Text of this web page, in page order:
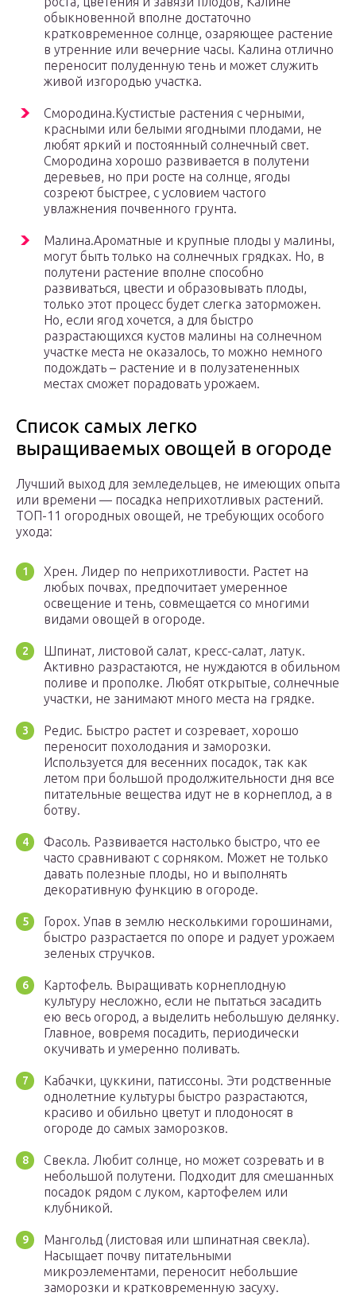
обыкновенной вполне достаточно
кратковременное солнце, озаряющее растение
в утренние или вечерние часы. Калина отлично
переносит полуденную тень и может служить
живой изгородью участка.
Смородина.Кустистые растения с черными,
красными или белыми ягодными плодами, не
любят яркий и постоянный солнечный свет.
Смородина хорошо развивается в полутени
деревьев, но при росте на солнце, ягоды
созреют быстрее, с условием частого
увлажнения почвенного грунта.
Малина.Ароматные и крупные плоды у малины,
могут быть только на солнечных грядках. Но, в
полутени растение вполне способно
развиваться, цвести и образовывать плоды,
только этот процесс будет слегка заторможен.
Но, если ягод хочется, а для быстро
разрастающихся кустов малины на солнечном
участке места не оказалось, то можно немного
подождать – растение и в полузатененных
местах сможет порадовать урожаем.
Список самых легко
выращиваемых овощей в огороде
Лучший выход для земледельцев, не имеющих опыта
или времени — посадка неприхотливых растений.
ТОП-11 огородных овощей, не требующих особого
ухода:
Хрен. Лидер по неприхотливости. Растет на
любых почвах, предпочитает умеренное
освещение и тень, совмещается со многими
видами овощей в огороде.
Шпинат, листовой салат, кресс-салат, латук.
Активно разрастаются, не нуждаются в обильном
поливе и прополке. Любят открытые, солнечные
участки, не занимают много места на грядке.
Редис. Быстро растет и созревает, хорошо
переносит похолодания и заморозки.
Используется для весенних посадок, так как
летом при большой продолжительности дня все
питательные вещества идут не в корнеплод, а в
ботву.
Фасоль. Развивается настолько быстро, что ее
часто сравнивают с сорняком. Может не только
давать полезные плоды, но и выполнять
декоративную функцию в огороде.
Горох. Упав в землю несколькими горошинами,
быстро разрастается по опоре и радует урожаем
зеленых стручков.
Картофель. Выращивать корнеплодную
культуру несложно, если не пытаться засадить
ею весь огород, а выделить небольшую делянку.
Главное, вовремя посадить, периодически
окучивать и умеренно поливать.
Кабачки, цуккини, патиссоны. Эти родственные
однолетние культуры быстро разрастаются,
красиво и обильно цветут и плодоносят в
огороде до самых заморозков.
Свекла. Любит солнце, но может созревать и в
небольшой полутени. Подходит для смешанных
посадок рядом с луком, картофелем или
клубникой.
Мангольд (листовая или шпинатная свекла).
Насыщает почву питательными
микроэлементами, переносит небольшие
заморозки и кратковременную засуху.